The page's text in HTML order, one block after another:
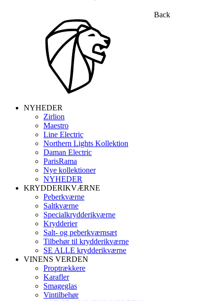
Back
NYHEDER
Zirlion
Maestro
Line Electric
Northern Lights Kollektion
Daman Electric
ParisRama
Nye kollektioner
NYHEDER
KRYDDERIKVÆRNE
Peberkværne
Saltkværne
Specialkrydderikværne
Krydderier
Salt- og peberkværnsæt
Tilbehør til krydderikværne
SE ALLE krydderikværne
VINENS VERDEN
Proptrækkere
Karafler
Smageglas
Vintilbehør